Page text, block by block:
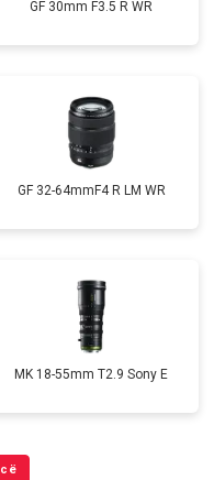
GF 30mm F3.5 R WR
GF 32-64mmF4 R LM WR
MK 18-55mm T2.9 Sony E